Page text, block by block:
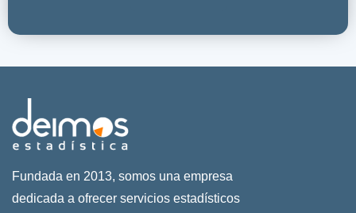
Fundada en 2013, somos una empresa
dedicada a ofrecer servicios estadísticos